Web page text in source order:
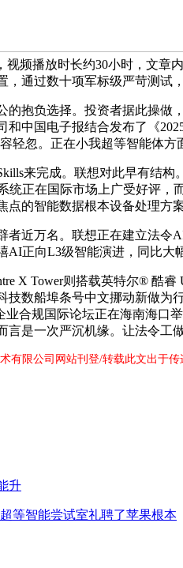
视频播放时长约30小时，文
，通过数十项军标级严苛测试
负选择。投资者据此操做，
和中国电子报结合发布了《
轻忽。正在小我超等智能体
来完成。联想对此早有结构
统正在国际市场上广受好评，
的智能数据根本设备处理方案
万名。联想正在建立法令AI
正向L3级智能演进，同比大
Tower则搭载英特尔® 酷睿
技数船埠条号中文挪动新做为
业合规国际论坛正在海南海
言是一次严沉机缘。让法令工
有限公司网站刊登/转载此文出于
升
等智能尝试室礼聘了苹果根本